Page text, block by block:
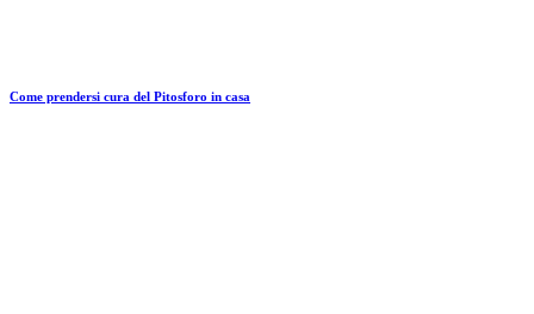
Come prendersi cura del Pitosforo in casa